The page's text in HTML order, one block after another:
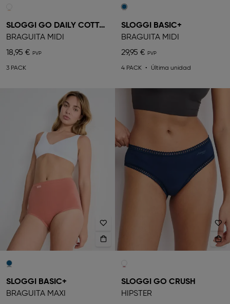
SLOGGI GO DAILY COTTON
BRAGUITA MIDI
18,95 €
3 PACK
SLOGGI BASIC+
BRAGUITA MIDI
29,95 €
4 PACK Última unidad
SLOGGI BASIC+
BRAGUITA MAXI
SLOGGI GO CRUSH
HIPSTER